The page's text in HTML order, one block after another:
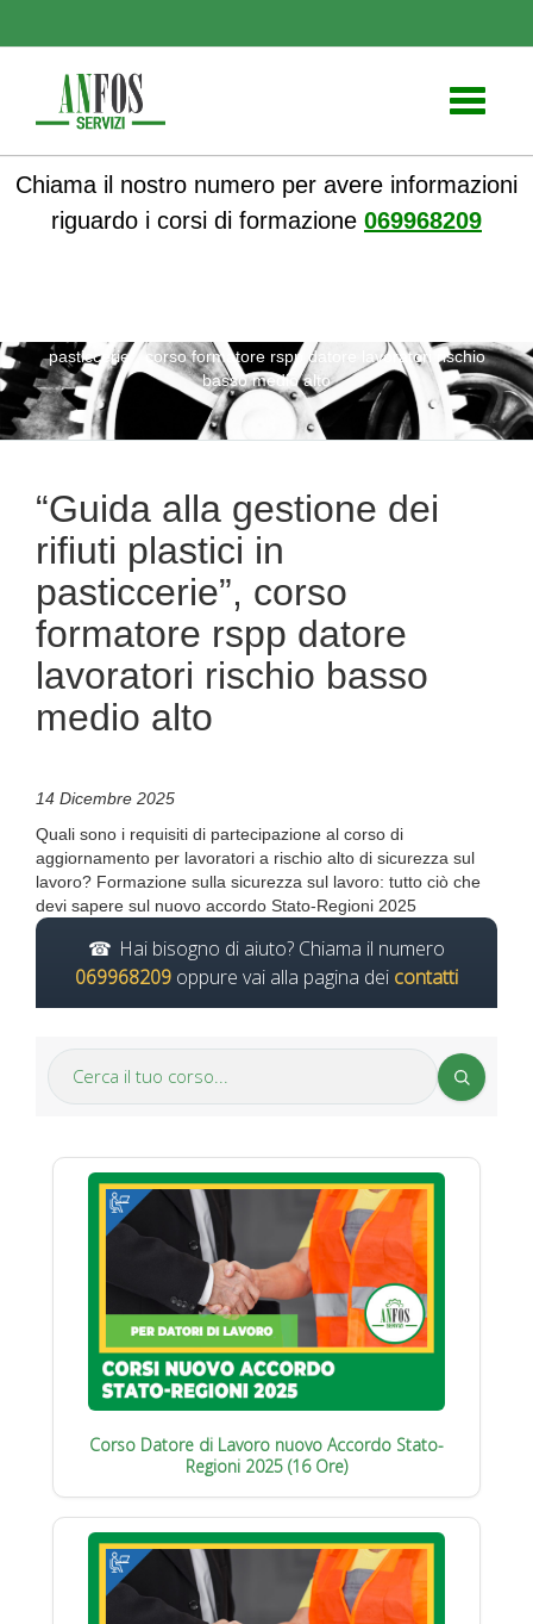
Toggle
Chiama il nostro numero per avere informazioni
riguardo i corsi di formazione 069968209
pasticcerie”, corso formatore rspp datore lavoratori rischio
basso medio alto
“Guida alla gestione dei
rifiuti plastici in
pasticcerie”, corso
formatore rspp datore
lavoratori rischio basso
medio alto
14 Dicembre 2025
Quali sono i requisiti di partecipazione al corso di
aggiornamento per lavoratori a rischio alto di sicurezza sul
lavoro? Formazione sulla sicurezza sul lavoro: tutto ciò che
devi sapere sul nuovo accordo Stato-Regioni 2025
Hai bisogno di aiuto? Chiama il numero
069968209 oppure vai alla pagina dei contatti
Corso Datore di Lavoro nuovo Accordo Stato-
Regioni 2025 (16 Ore)